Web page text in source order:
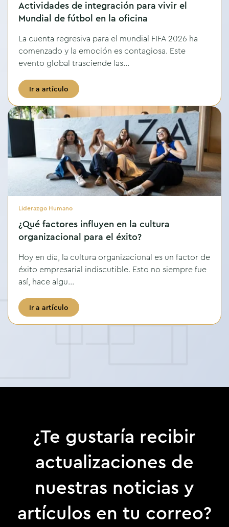
Actividades de integración para vivir el
Mundial de fútbol en la oficina
La cuenta regresiva para el mundial FIFA 2026 ha
comenzado y la emoción es contagiosa. Este
evento global trasciende las...
Ir a artículo
Liderazgo Humano
¿Qué factores influyen en la cultura
organizacional para el éxito?
Hoy en día, la cultura organizacional es un factor de
éxito empresarial indiscutible. Esto no siempre fue
así, hace algu...
Ir a artículo
¿Te gustaría recibir
actualizaciones de
nuestras noticias y
artículos en tu correo?